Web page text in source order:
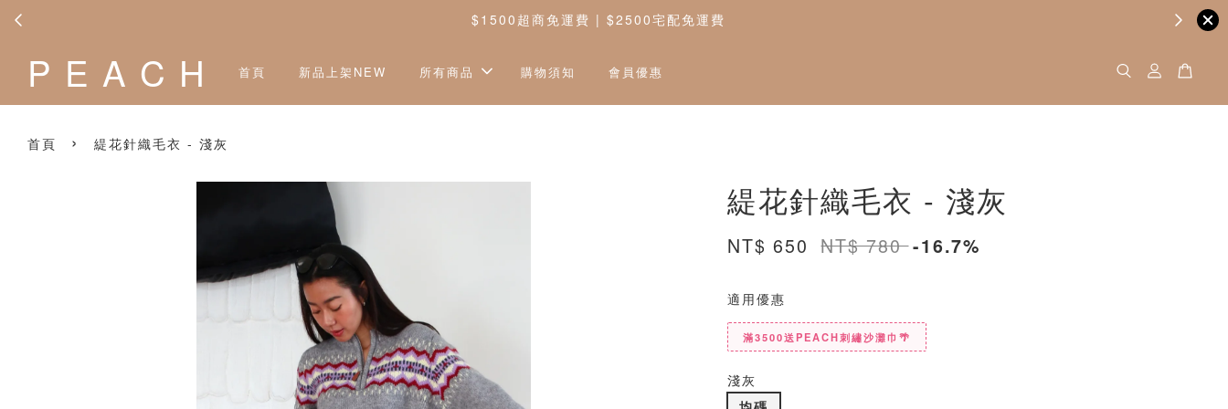
$1500超商免運費 | $2500宅配免運費
P E A C H 首頁 新品上架NEW 所有商品 購物須知 會員優惠
首頁 › 緹花針織毛衣 - 淺灰
緹花針織毛衣 - 淺灰
NT$ 650 NT$ 780-16.7%
適用優惠
滿3500送PEACH刺繡沙灘巾🌴
淺灰